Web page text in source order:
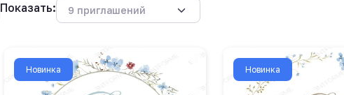
Показать:
Новинка Новинка